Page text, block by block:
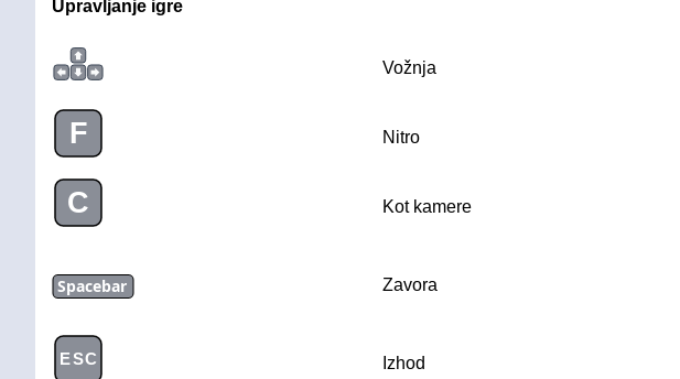
Upravljanje igre
Vožnja
F Nitro
C Kot kamere
Spacebar Zavora
ESC Izhod